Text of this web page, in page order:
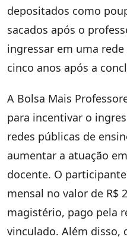
depositados como
sacados após o
ingressar em uma
cinco anos após a
A Bolsa Mais
para incentivar o
redes públicas de
aumentar a atuação
docente. O
mensal no valor de R$
magistério, pago pela
vinculado. Além disso,